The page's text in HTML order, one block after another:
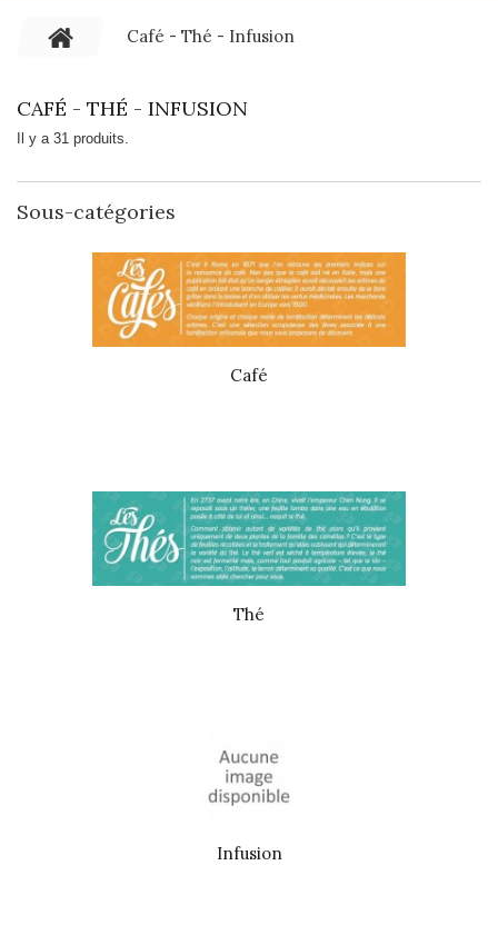
Café - Thé - Infusion
CAFÉ - THÉ - INFUSION
Il y a 31 produits.
Sous-catégories
Café
Thé
Infusion